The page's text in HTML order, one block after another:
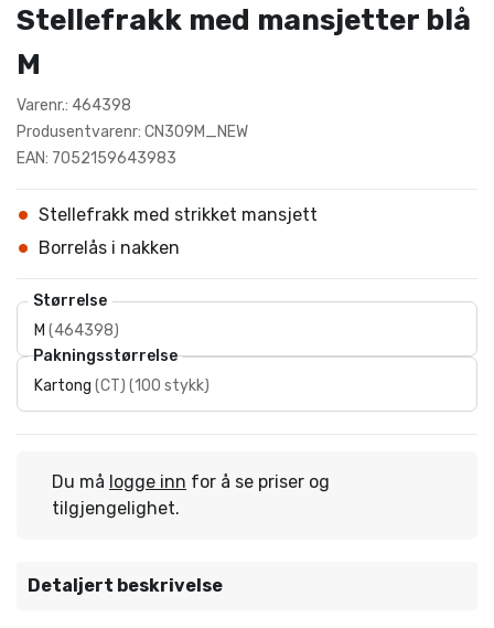
Stellefrakk med mansjetter blå
M
Varenr.: 464398
Produsentvarenr: CN309M_NEW
EAN: 7052159643983
Stellefrakk med strikket mansjett
Borrelås i nakken
Størrelse
M (464398)
Pakningsstørrelse
Kartong (CT) (100 stykk)
Du må logge inn for å se priser og
tilgjengelighet.
Detaljert beskrivelse